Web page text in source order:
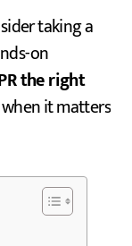
taking a
on
the right
it matters